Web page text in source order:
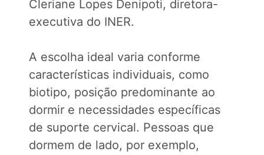
Cleriane Lopes Denipoti, diretora-
executiva do INER.
A escolha ideal varia conforme
características individuais, como
biotipo, posição predominante ao
dormir e necessidades específicas
de suporte cervical. Pessoas que
dormem de lado, por exemplo,